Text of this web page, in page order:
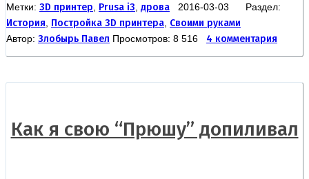
Метки: 3D принтер Prusa i3 дрова 2016-03-03 Раздел:
История Постройка 3D принтера Своими руками
Автор: Злобырь Павел Просмотров: 8 516 4 комментария
Как я свою “Прюшу” допиливал